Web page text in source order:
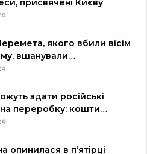
присвячені Києву
якого вбили вісім
вшанували…
здати російські
переробку: кошти…
опинилася в пʼятірці